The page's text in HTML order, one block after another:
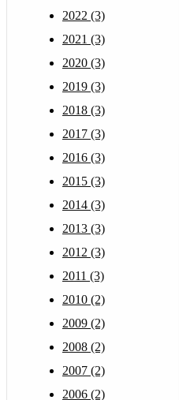
2022 (3)
2021 (3)
2020 (3)
2019 (3)
2018 (3)
2017 (3)
2016 (3)
2015 (3)
2014 (3)
2013 (3)
2012 (3)
2011 (3)
2010 (2)
2009 (2)
2008 (2)
2007 (2)
2006 (2)